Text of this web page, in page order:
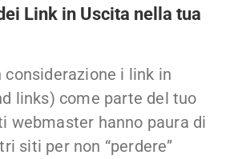
Link in Uscita nella tua
i link in
links) come parte del tuo
webmaster hanno paura di
siti per non “perdere”